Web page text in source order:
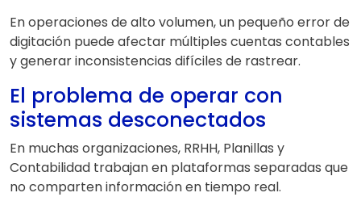
En operaciones de alto volumen, un pequeño error de
digitación puede afectar múltiples cuentas contables
y generar inconsistencias difíciles de rastrear.
El problema de operar con
sistemas desconectados
En muchas organizaciones, RRHH, Planillas y
Contabilidad trabajan en plataformas separadas que
no comparten información en tiempo real.